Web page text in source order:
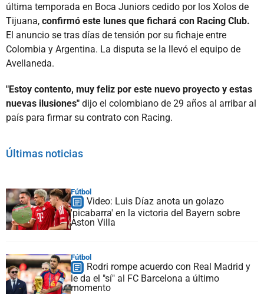
última temporada en Boca Juniors cedido por los Xolos de
Tijuana, confirmó este lunes que fichará con Racing Club.
El anuncio se tras días de tensión por su fichaje entre
Colombia y Argentina. La disputa se la llevó el equipo de
Avellaneda.
"Estoy contento, muy feliz por este nuevo proyecto y estas
nuevas ilusiones" dijo el colombiano de 29 años al arribar al
país para firmar su contrato con Racing.
Últimas noticias
Fútbol
Video: Luis Díaz anota un golazo
'picabarra' en la victoria del Bayern sobre
Aston Villa
Fútbol
Rodri rompe acuerdo con Real Madrid y
le da el "sí" al FC Barcelona a último
momento